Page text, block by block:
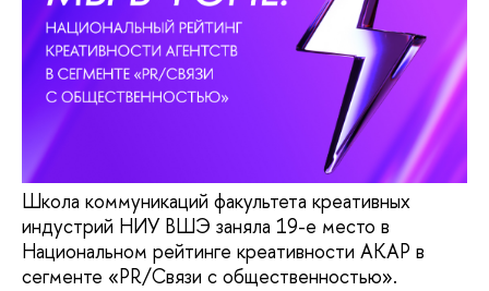
Школа коммуникаций факультета креативных
индустрий НИУ ВШЭ заняла 19-е место в
Национальном рейтинге креативности АКАР в
сегменте «PR/Связи с общественностью».